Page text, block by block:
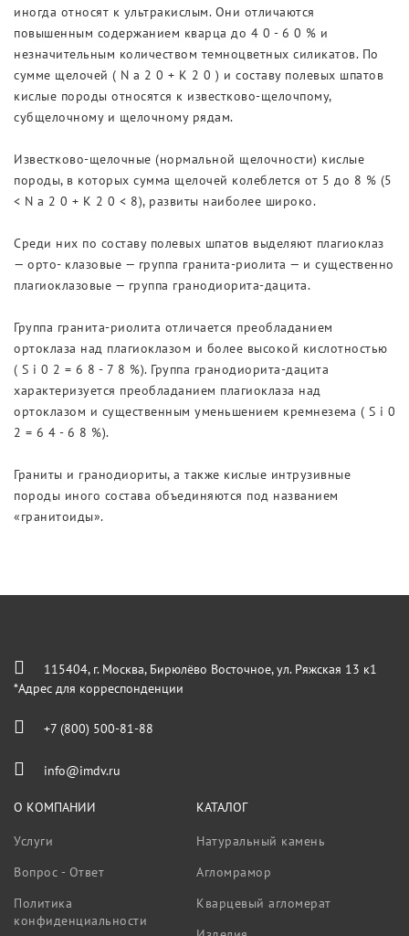
иногда относят к ультракислым. Они отличаются
повышенным содержанием кварца до 4 0 - 6 0 % и
незначительным количеством темноцветных силикатов. По
сумме щелочей ( N a 2 0 + К 2 0 ) и составу полевых шпатов
кислые породы относятся к известково-щелочпому,
субщелочному и щелочному рядам.
Известково-щелочные (нормальной щелочности) кислые
породы, в которых сумма щелочей колеблется от 5 до 8 % (5
< N a 2 0 + К 2 0 < 8), развиты наиболее широко.
Среди них по составу полевых шпатов выделяют плагиоклаз
— орто- клазовые — группа гранита-риолита — и существенно
плагиоклазовые — группа гранодиорита-дацита.
Группа гранита-риолита отличается преобладанием
ортоклаза над плагиоклазом и более высокой кислотностью
( S i 0 2 = 6 8 - 7 8 %). Группа гранодиорита-дацита
характеризуется преобладанием плагиоклаза над
ортоклазом и существенным уменьшением кремнезема ( S i 0
2 = 6 4 - 6 8 %).
Граниты и гранодиориты, а также кислые интрузивные
породы иного состава объединяются под названием
«гранитоиды».
115404, г. Москва, Бирюлёво Восточное, ул. Ряжская 13 к1
*Адрес для корреспонденции
+7 (800) 500-81-88
info@imdv.ru
О КОМПАНИИ
Услуги
Вопрос - Ответ
Политика
конфиденциальности
КАТАЛОГ
Натуральный камень
Агломрамор
Кварцевый агломерат